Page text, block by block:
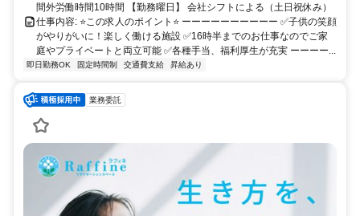
間外労働時間10時間 【勤務曜日】 会社シフトによる（土日祝休み）
仕事内容: ⭐この求人のポイント⭐ ーーーーーーーーーー ✅子供の笑顔
がやりがいに！楽しく働ける施設 ✅16時半までのお仕事なのでご家
庭やプライベートと両立可能 ✅各種手当、福利厚生が充実 ーーーー...
即日勤務OK 固定時間制 交通費支給 昇給あり
業務委託